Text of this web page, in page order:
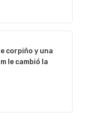
corpiño y una
le cambió la